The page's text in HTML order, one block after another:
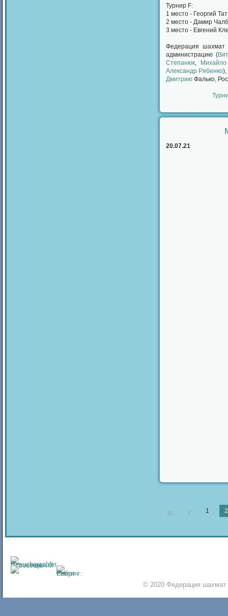
Турнир F:
1 место - Георгий
2 место - Дамир
3 место - Евгений
Федерация шахмат
администрацию (
Степанюк
Александр Рябенко),
Дмитрию Фалько,
20.07.21
1 2
© 2020 Федерация шахмат